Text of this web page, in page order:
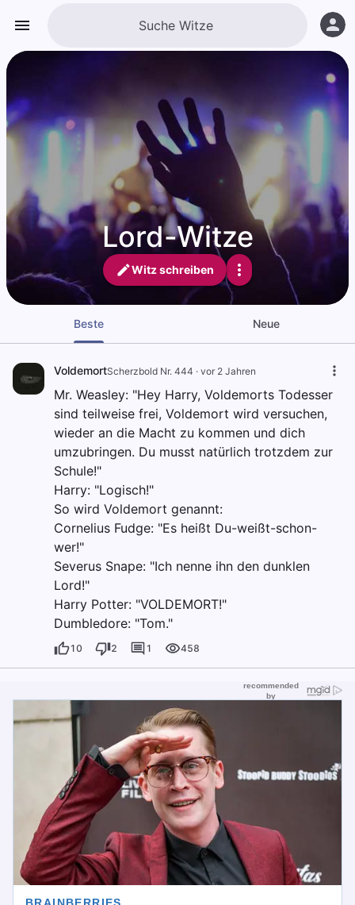
Lord-Witze
Witz schreiben
Beste Neue
VoldemortScherzbold Nr. 444 · vor 2 Jahren
Mr. Weasley: "Hey Harry, Voldemorts Todesser
sind teilweise frei, Voldemort wird versuchen,
wieder an die Macht zu kommen und dich
umzubringen. Du musst natürlich trotzdem zur
Schule!"
Harry: "Logisch!"
So wird Voldemort genannt:
Cornelius Fudge: "Es heißt Du-weißt-schon-
wer!"
Severus Snape: "Ich nenne ihn den dunklen
Lord!"
Harry Potter: "VOLDEMORT!"
Dumbledore: "Tom."
10 2 1 458